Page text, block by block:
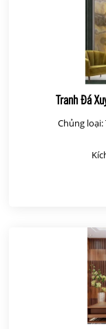
Tranh Đá
Chủng